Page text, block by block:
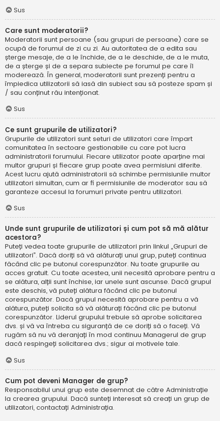
Sus
Care sunt moderatorii?
Moderatorii sunt persoane (sau grupuri de persoane) care se
ocupă de forumul de zi cu zi. Au autoritatea de a edita sau
șterge mesaje, de a le închide, de a le deschide, de a le muta,
de a șterge și de a separa subiecte pe forumul pe care îl
moderează. În general, moderatorii sunt prezenți pentru a
împiedica utilizatorii să iasă din subiect sau să posteze spam și
/ sau conținut rău intenționat.
Sus
Ce sunt grupurile de utilizatori?
Grupurile de utilizatori sunt seturi de utilizatori care împart
comunitatea în sectoare gestionabile cu care pot lucra
administratorii forumului. Fiecare utilizator poate aparține mai
multor grupuri și fiecare grup poate avea permisiuni diferite.
Acest lucru ajută administratorii să schimbe permisiunile multor
utilizatori simultan, cum ar fi permisiunile de moderator sau să
garanteze accesul la forumuri private pentru utilizatori.
Sus
Unde sunt grupurile de utilizatori și cum pot să mă alătur
acestora?
Puteți vedea toate grupurile de utilizatori prin linkul „Grupuri de
utilizatori”. Dacă doriți să vă alăturați unui grup, puteți continua
făcând clic pe butonul corespunzător. Nu toate grupurile au
acces gratuit. Cu toate acestea, unii necesită aprobare pentru a
se alătura, alții sunt închise, iar unele sunt ascunse. Dacă grupul
este deschis, vă puteți alătura făcând clic pe butonul
corespunzător. Dacă grupul necesită aprobare pentru a vă
alătura, puteți solicita să vă alăturați făcând clic pe butonul
corespunzător. Liderul grupului trebuie să aprobe solicitarea
dvs. și vă va întreba cu siguranță de ce doriți să o faceți. Vă
rugăm să nu vă deranjați în mod continuu Managerul de grup
dacă respingeți solicitarea dvs.; sigur ai motivele tale.
Sus
Cum pot deveni Manager de grup?
Responsabilul unui grup este desemnat de către Administrație
la crearea grupului. Dacă sunteți interesat să creați un grup de
utilizatori, contactați Administrația.